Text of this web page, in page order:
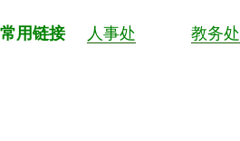
常用链接 人事处 教务处